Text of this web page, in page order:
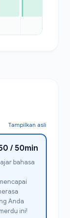
Tampilkan asli
/ 50min
bahasa
Anda
ini!